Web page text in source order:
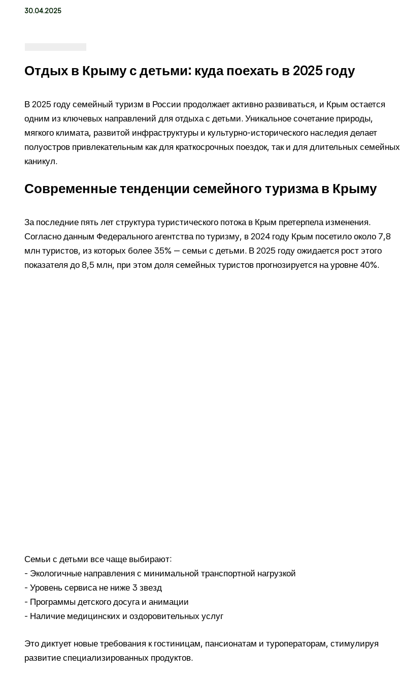
30.04.2025
Отдых в Крыму с детьми: куда поехать в 2025 году
В 2025 году семейный туризм в России продолжает активно развиваться, и Крым остается
одним из ключевых направлений для отдыха с детьми. Уникальное сочетание природы,
мягкого климата, развитой инфраструктуры и культурно-исторического наследия делает
полуостров привлекательным как для краткосрочных поездок, так и для длительных семейных
каникул.
Современные тенденции семейного туризма в Крыму
За последние пять лет структура туристического потока в Крым претерпела изменения.
Согласно данным Федерального агентства по туризму, в 2024 году Крым посетило около 7,8
млн туристов, из которых более 35% — семьи с детьми. В 2025 году ожидается рост этого
показателя до 8,5 млн, при этом доля семейных туристов прогнозируется на уровне 40%.
Семьи с детьми все чаще выбирают:
- Экологичные направления с минимальной транспортной нагрузкой
- Уровень сервиса не ниже 3 звезд
- Программы детского досуга и анимации
- Наличие медицинских и оздоровительных услуг
Это диктует новые требования к гостиницам, пансионатам и туроператорам, стимулируя
развитие специализированных продуктов.